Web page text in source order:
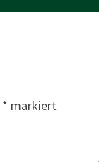
* markiert